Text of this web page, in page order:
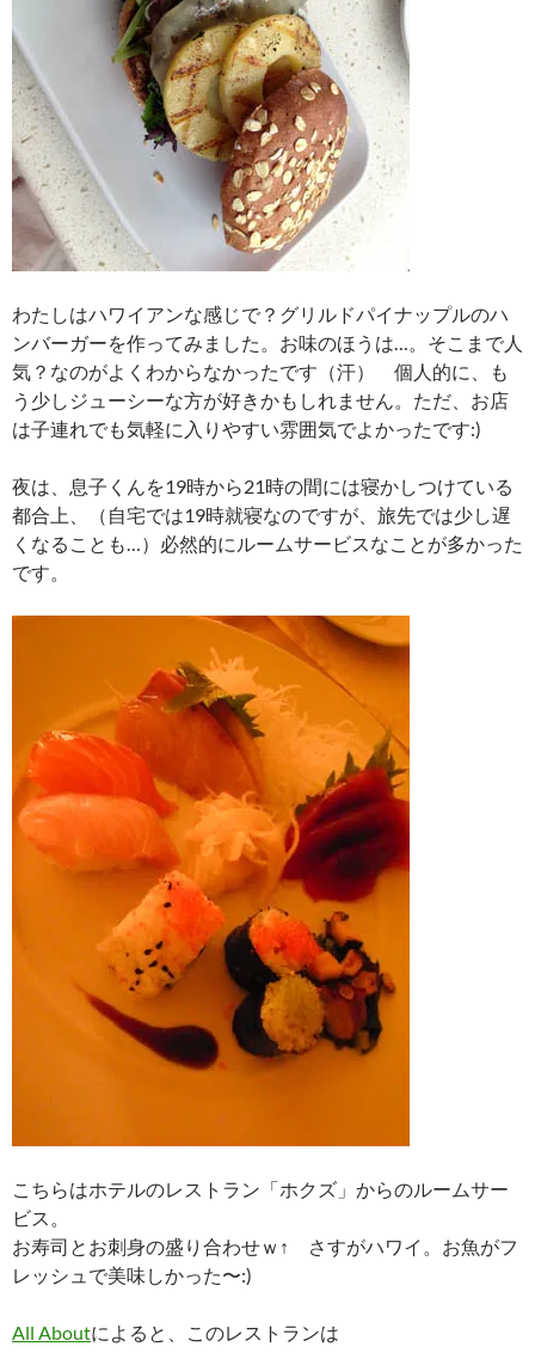
わたしはハワイアンな感じで？グリルドパイナップルのハ
ンバーガーを作ってみました。お味のほうは…。そこまで人
気？なのがよくわからなかったです（汗） 個人的に、も
う少しジューシーな方が好きかもしれません。ただ、お店
は子連れでも気軽に入りやすい雰囲気でよかったです:)
夜は、息子くんを19時から21時の間には寝かしつけている
都合上、（自宅では19時就寝なのですが、旅先では少し遅
くなることも…）必然的にルームサービスなことが多かった
です。
こちらはホテルのレストラン「ホクズ」からのルームサー
ビス。
お寿司とお刺身の盛り合わせｗ↑ さすがハワイ。お魚がフ
レッシュで美味しかった〜:)
All Aboutによると、このレストランは